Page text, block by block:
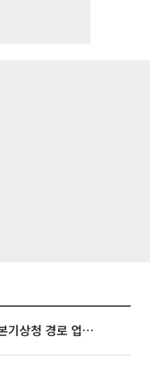
태풍 '돌핀' 오키나와 접근…일본기상청 경로 업데이트